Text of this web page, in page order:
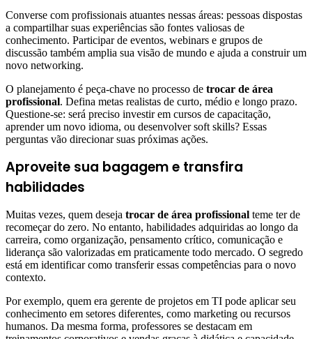
Converse com profissionais atuantes nessas áreas: pessoas dispostas
a compartilhar suas experiências são fontes valiosas de
conhecimento. Participar de eventos, webinars e grupos de
discussão também amplia sua visão de mundo e ajuda a construir um
novo networking.
O planejamento é peça-chave no processo de trocar de área
profissional. Defina metas realistas de curto, médio e longo prazo.
Questione-se: será preciso investir em cursos de capacitação,
aprender um novo idioma, ou desenvolver soft skills? Essas
perguntas vão direcionar suas próximas ações.
Aproveite sua bagagem e transfira
habilidades
Muitas vezes, quem deseja trocar de área profissional teme ter de
recomeçar do zero. No entanto, habilidades adquiridas ao longo da
carreira, como organização, pensamento crítico, comunicação e
liderança são valorizadas em praticamente todo mercado. O segredo
está em identificar como transferir essas competências para o novo
contexto.
Por exemplo, quem era gerente de projetos em TI pode aplicar seu
conhecimento em setores diferentes, como marketing ou recursos
humanos. Da mesma forma, professores se destacam em